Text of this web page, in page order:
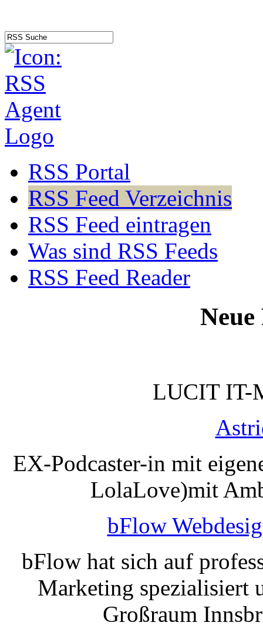
RSS Portal
RSS Feed Verzeichnis
RSS Feed eintragen
Was sind RSS Feeds
RSS Feed Reader
Neue
LUCIT IT-
EX-Podcaster-in mit
LolaLove)mit
bFlow
bFlow hat sich auf
Marketing spezialisiert
Großraum